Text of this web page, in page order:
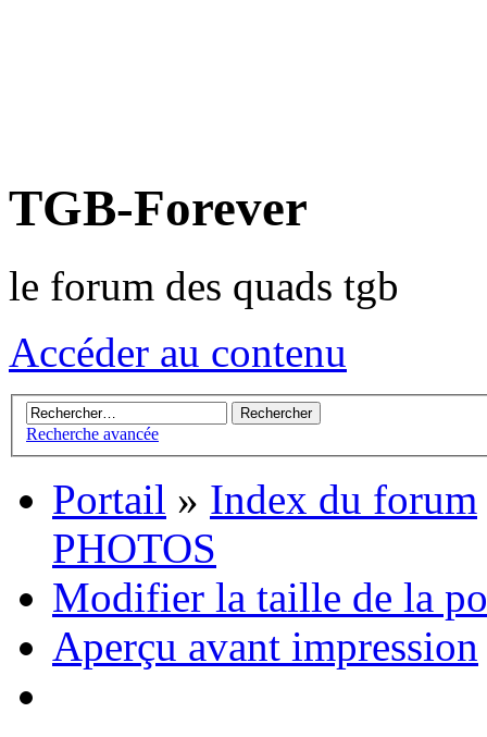
TGB-Forever
le forum des quads tgb
Accéder au contenu
Recherche avancée
Portail » Index du forum
PHOTOS
Modifier la taille de la
Aperçu avant impression